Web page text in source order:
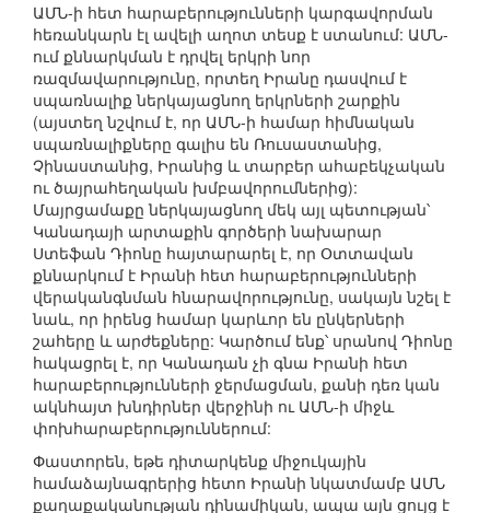
ԱՄՆ-ի հետ հարաբերությունների կարգավորման
հեռանկարն էլ ավելի աղոտ տեսք է ստանում: ԱՄՆ-
ում քննարկման է դրվել երկրի նոր
ռազմավարությունը, որտեղ Իրանը դասվում է
սպառնալիք ներկայացնող երկրների շարքին
(այստեղ նշվում է, որ ԱՄՆ-ի համար հիմնական
սպառնալիքները գալիս են Ռուսաստանից,
Չինաստանից, Իրանից և տարբեր ահաբեկչական
ու ծայրահեղական խմբավորումներից):
Մայրցամաքը ներկայացնող մեկ այլ պետության՝
Կանադայի արտաքին գործերի նախարար
Ստեֆան Դիոնը հայտարարել է, որ Օտտավան
քննարկում է Իրանի հետ հարաբերությունների
վերականգնման հնարավորությունը, սակայն նշել է
նաև, որ իրենց համար կարևոր են ընկերների
շահերը և արժեքները: Կարծում ենք՝ սրանով Դիոնը
հակացրել է, որ Կանադան չի գնա Իրանի հետ
հարաբերությունների ջերմացման, քանի դեռ կան
ակնհայտ խնդիրներ վերջինի ու ԱՄՆ-ի միջև
փոխհարաբերություններում:
Փաստորեն, եթե դիտարկենք միջուկային
համաձայնագրերից հետո Իրանի նկատմամբ ԱՄՆ
քաղաքականության դինամիկան, ապա այն ցույց է